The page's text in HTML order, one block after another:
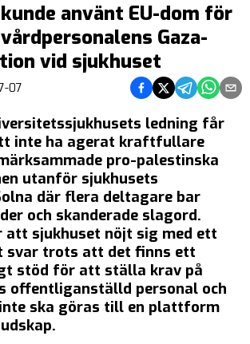
använt EU-dom för
Gaza-
vid sjukhuset
07 Dela på Facebook
Dela på Twitter
Dela på
Dela
ledning får
inte ha agerat kraftfullare
pro-palestinska
utanför sjukhusets
där flera deltagare bar
och skanderade slagord.
att sjukhuset nöjt sig med ett
svar trots att det finns ett
stöd för att ställa krav på
offentliganställd personal och
ska göras till en plattform